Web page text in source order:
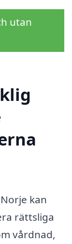
utan
kan
rättsliga
vårdnad,